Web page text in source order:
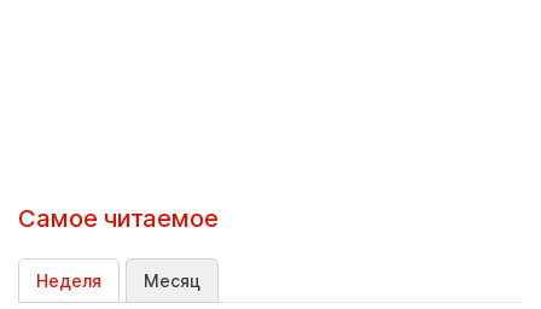
Самое читаемое
Неделя Месяц